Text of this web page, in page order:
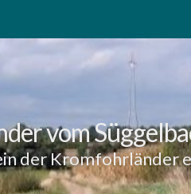
vom
der Kromfohrländer